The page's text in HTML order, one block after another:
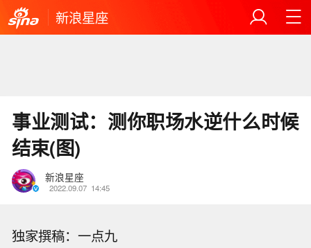
新浪星座
事业测试：测你职场水逆什么时候
结束(图)
新浪星座
2022.09.07 14:45
独家撰稿：一点九